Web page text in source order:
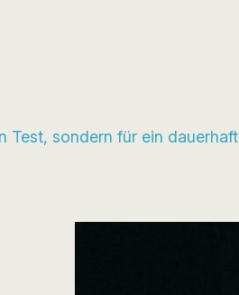
Test, sondern für ein dauerhaft